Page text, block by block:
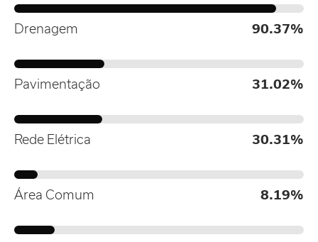
Drenagem 90.37%
Pavimentação 31.02%
Rede Elétrica 30.31%
Área Comum 8.19%